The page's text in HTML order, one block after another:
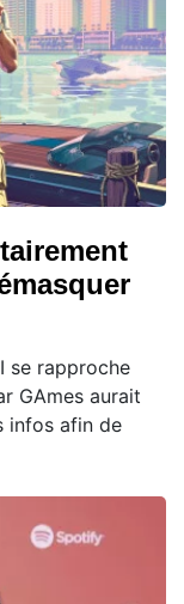
se rapproche
GAmes aurait
infos afin de